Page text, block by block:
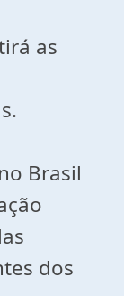
as
Brasil
dos